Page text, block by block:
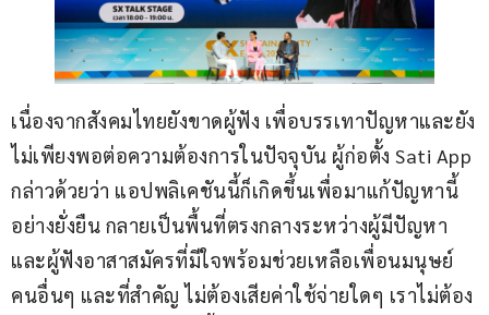
เนื่องจากสังคมไทยยังขาดผู้ฟัง เพื่อบรรเทาปัญหาและยัง
ไม่เพียงพอต่อความต้องการในปัจจุบัน ผู้ก่อตั้ง Sati App
กล่าวด้วยว่า แอปพลิเคชันนี้ก็เกิดขึ้นเพื่อมาแก้ปัญหานี้
อย่างยั่งยืน กลายเป็นพื้นที่ตรงกลางระหว่างผู้มีปัญหา
และผู้ฟังอาสาสมัครที่มีใจพร้อมช่วยเหลือเพื่อนมนุษย์
คนอื่นๆ และที่สำคัญ ไม่ต้องเสียค่าใช้จ่ายใดๆ เราไม่ต้อง